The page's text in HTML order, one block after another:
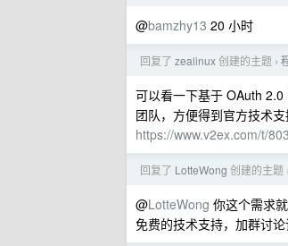
@bamzhy13 20 小时
回复了 zealinux创建的主题 ›
可以看一下基于 OAuth
团队，方便得到官方技术
https://www.v2ex.com/t/
回复了 LotteWong 创建的主题 ›
@LotteWong 你这个需求
免费的技术支持，加群讨